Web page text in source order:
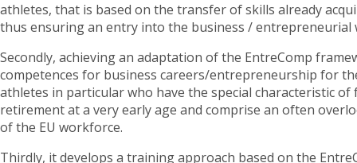
athletes, that is based on the transfer of skills already
thus ensuring an entry into the business / entrepreneurial
Secondly, achieving an adaptation of the EntreComp
competences for business careers/entrepreneurship for
athletes in particular who have the special characteristic of
retirement at a very early age and comprise an often
of the EU workforce.
Thirdly, it develops a training approach based on the